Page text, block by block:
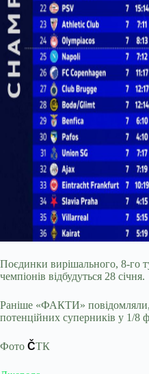
Поєдинки вирішального, 8-го
чемпіонів відбудуться 28 січня.
Раніше «ФАКТИ»
потенційних суперників у 1/8
Фото ČТК